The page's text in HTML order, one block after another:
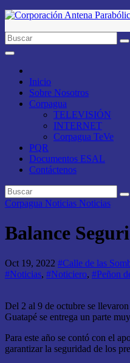
Saltar
contenido
Inicio
Sobre Nosotros
Corpagua
TELEVISIÓN
INTERNET
Corpagua TeVe
PQR
Documentos ESAL
Contáctenos
Corpagua Noticias Noticias
Balance
Oct 19, 2022 #Calle de las
#Noticias, #Noticiero, #Peñon
Del 2 al 9 de octubre se
Guatapé se entrega un parte
Para este año se contó con el
garantizar la seguridad de los